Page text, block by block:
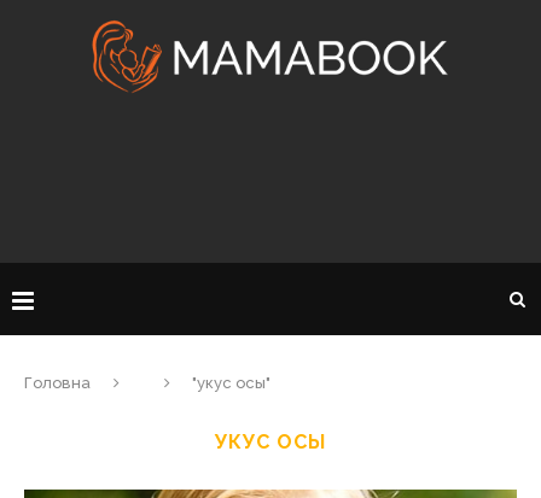
Головна "укус осы"
УКУС ОСЫ